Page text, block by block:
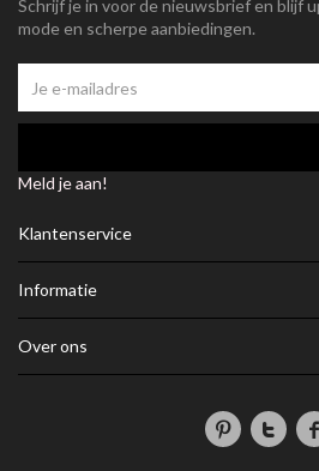
Schrijf je in voor de nieuwsbrief en blijf
mode en scherpe aanbiedingen.
Meld je aan!
Klantenservice
Informatie
Over ons